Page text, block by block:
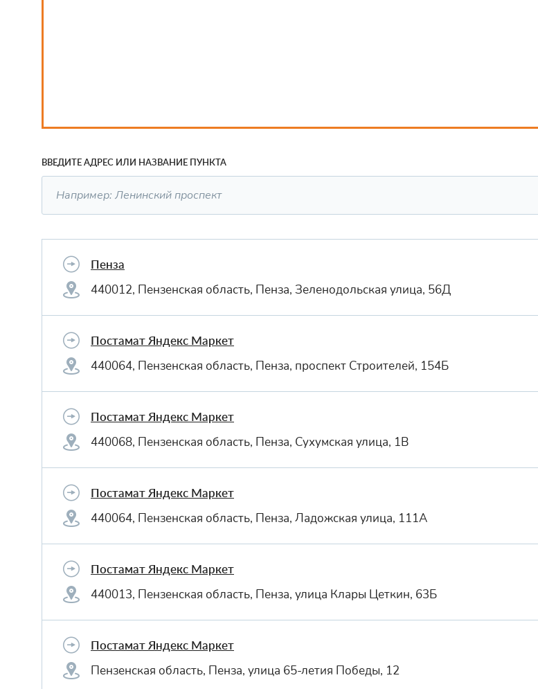
ВВЕДИТЕ АДРЕС ИЛИ НАЗВАНИЕ ПУНКТА
Пенза
440012, Пензенская область, Пенза, Зеленодольская улица, 56Д
Постамат Яндекс Маркет
440064, Пензенская область, Пенза, проспект Строителей, 154Б
Постамат Яндекс Маркет
440068, Пензенская область, Пенза, Сухумская улица, 1В
Постамат Яндекс Маркет
440064, Пензенская область, Пенза, Ладожская улица, 111А
Постамат Яндекс Маркет
440013, Пензенская область, Пенза, улица Клары Цеткин, 63Б
Постамат Яндекс Маркет
Пензенская область, Пенза, улица 65-летия Победы, 12